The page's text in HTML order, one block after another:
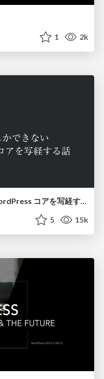
1 2k
世界で一人しかできない WordPress コアを写経する話 ― 修行の先に見たものとは？
5 15k